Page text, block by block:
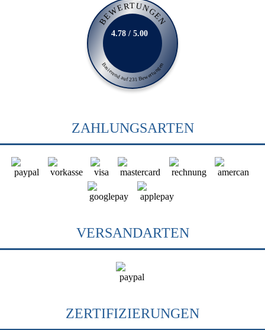
BEWERTUNGEN
Basierend auf 231 Bewertungen
4.78 / 5.00
ZAHLUNGSARTEN
VERSANDARTEN
ZERTIFIZIERUNGEN